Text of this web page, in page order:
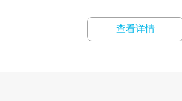
查看详情